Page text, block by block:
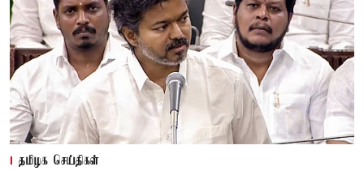
தமிழக செய்திகள்